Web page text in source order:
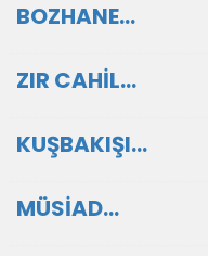
BOZHANE…
ZIR CAHİL…
KUŞBAKIŞI…
MÜSİAD…